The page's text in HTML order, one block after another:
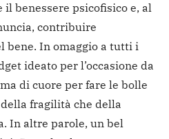
benessere psicofisico e, al
contribuire
bene. In omaggio a tutti i
ideato per l’occasione da
di cuore per fare le bolle
fragilità che della
In altre parole, un bel